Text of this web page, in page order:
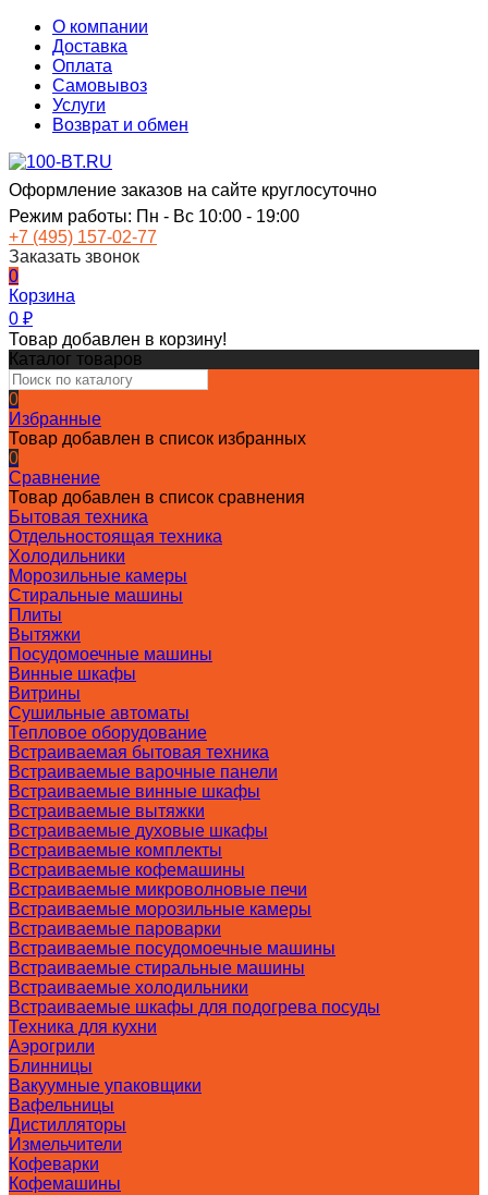
О компании
Доставка
Оплата
Самовывоз
Услуги
Возврат и обмен
Оформление заказов на сайте круглосуточно
Режим работы: Пн - Вс 10:00 - 19:00
+7 (495) 157-02-77
Заказать звонок
0
Корзина
0 ₽
Товар добавлен в корзину!
Каталог товаров
0
Избранные
Товар добавлен в список избранных
0
Сравнение
Товар добавлен в список сравнения
Бытовая техника
Отдельностоящая техника
Холодильники
Морозильные камеры
Стиральные машины
Плиты
Вытяжки
Посудомоечные машины
Винные шкафы
Витрины
Сушильные автоматы
Тепловое оборудование
Встраиваемая бытовая техника
Встраиваемые варочные панели
Встраиваемые винные шкафы
Встраиваемые вытяжки
Встраиваемые духовые шкафы
Встраиваемые комплекты
Встраиваемые кофемашины
Встраиваемые микроволновые печи
Встраиваемые морозильные камеры
Встраиваемые пароварки
Встраиваемые посудомоечные машины
Встраиваемые стиральные машины
Встраиваемые холодильники
Встраиваемые шкафы для подогрева посуды
Техника для кухни
Аэрогрили
Блинницы
Вакуумные упаковщики
Вафельницы
Дистилляторы
Измельчители
Кофеварки
Кофемашины